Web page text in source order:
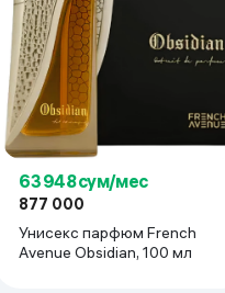
63 948 сум/мес
877 000
Унисекс парфюм French
Avenue Obsidian, 100 мл